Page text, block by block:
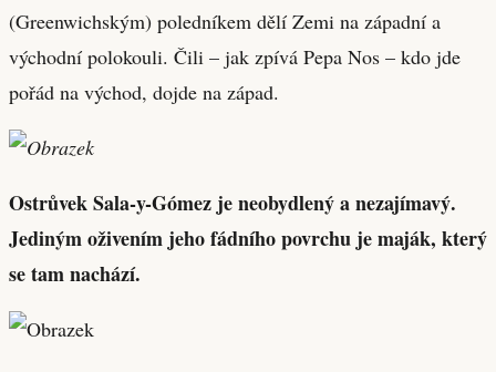
(Greenwichským) poledníkem dělí Zemi na západní a
východní polokouli. Čili – jak zpívá Pepa Nos – kdo jde
pořád na východ, dojde na západ.
Ostrůvek Sala-y-Gómez je neobydlený a nezajímavý.
Jediným oživením jeho fádního povrchu je maják, který
se tam nachází.